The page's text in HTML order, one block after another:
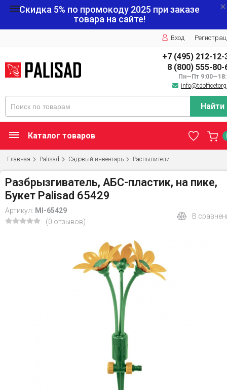
Скидка 5% по промокоду 2025 при заказе
товара на сайте!
Вход
+7 (495) 212-12-
8 (800) 555-80-
Пн—Пт
Найти
Каталог товаров
Главная Palisad Садовый инвентарь Распылители
Разбрызгиватель, АБС-пластик, на пике,
Букет Palisad 65429
Артикул: MI-65429
(0 отзывов)
В